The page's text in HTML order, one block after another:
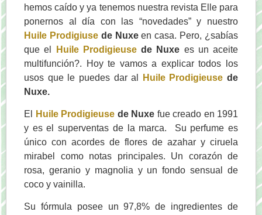
hemos caído y ya tenemos nuestra revista Elle para
ponernos al día con las “novedades” y nuestro
Huile Prodigiuse de Nuxe en casa. Pero, ¿sabías
que el
Huile Prodigieusede Nuxe es un aceite
multifunción?. Hoy te vamos a explicar todos los
usos que le puedes dar al
Huile Prodigieuse de
Nuxe.
El Huile Prodigieuse de Nuxe fue creado en 1991
y es el superventas de la marca. Su perfume es
único con acordes de flores de azahar y ciruela
mirabel como notas principales. Un corazón de
rosa, geranio y magnolia y un fondo sensual de
coco y vainilla.
Su fórmula posee un 97,8% de ingredientes de